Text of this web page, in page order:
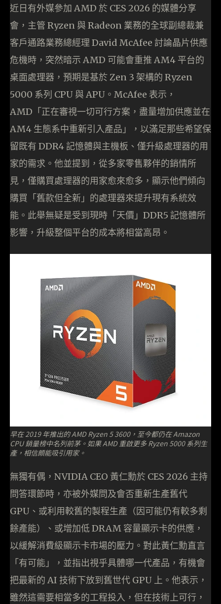
近日有外媒參加 AMD 於 CES 2026 的媒體分享
會，主管 Ryzen 與 Radeon 業務的全球副總裁兼
客戶通路業務總經理 David McAfee 討論晶片供應
危機時，突然暗示 AMD 可能會重推 AM4 平台的
桌面處理器，預期是基於 Zen 3 架構的 Ryzen
5000 系列 CPU 與 APU。McAfee 表示，
AMD「正在審視一切可行方案，盡量增加供應並在
AM4 生態系中重新引入產品」，以滿足那些希望保
留既有 DDR4 記憶體與主機板、僅升級處理器的用
家的需求。他並提到，從多家零售夥伴的銷情所
見，僅購買處理器的用家愈來愈多，顯示他們傾向
購買「舊款但全新」的處理器來提升現有系統效
能。此舉無疑是受到現時「天價」DDR5 記憶體所
影響，升級整個平台的成本將相當高昂。
早在 2019 年推出的 AMD Ryzen 5 3600，至今都仍在 Amazon
CPU 銷量榜中名列前茅。如果 AMD 重啟更多 Ryzen 5000 系列生
產，相信頗能吸引用家。
無獨有偶，NVIDIA CEO 黃仁勳於 CES 2026 主持
問答環節時，亦被外媒問及會否重新生產舊代
GPU、或利用較舊的製程生產（因可能仍有較多剩
餘產能）、或增加低 DRAM 容量顯示卡的供應，
以緩解消費級顯示卡市場的壓力。對此黃仁勳直言
「有可能」，並指出視乎具體哪一代產品，有機會
把最新的 AI 技術下放到舊世代 GPU 上。他表示，
雖然這需要相當多的工程投入，但在技術上可行，